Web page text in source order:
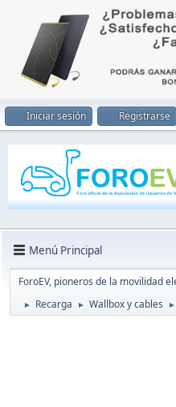
Iniciar sesión Registrarse
Menú Principal
ForoEV, pioneros de la movilidad
► Recarga ► Wallbox y cables ►